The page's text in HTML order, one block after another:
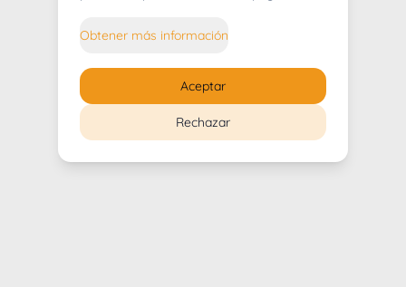
Obtener más información
Rechazar
Aceptar